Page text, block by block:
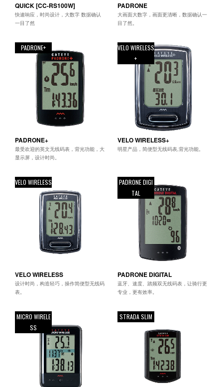
QUICK [CC-RS100W]
快速响应，时尚设计，大数字 数据确认
一目了然
PADRONE
大画面大数字，画面更清晰，数据确认一
目了然。
PADRONE+
PADRONE+
最受欢迎的英文无线码表，背光功能，大
显示屏，设计时尚。
VELO WIRELESS
+
VELO WIRELESS+
明星产品，简便型无线码表,背光功能。
VELO WIRELESS
VELO WIRELESS
设计时尚，构造轻巧，操作简便型无线码
表。
PADRONE DIGI
TAL
PADRONE DIGITAL
蓝牙、速度、踏频双无线码表，让骑行更
专业，更有效率。
MICRO WIRELE
SS
STRADA SLIM